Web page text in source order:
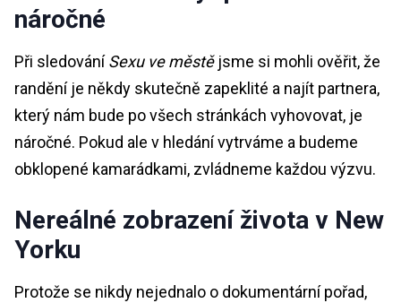
náročné
Při sledováníSexu ve městějsme si mohli ověřit, že
randění je někdy skutečně zapeklité a najít partnera,
který nám bude po všech stránkách vyhovovat, je
náročné. Pokud ale v hledání vytrváme a budeme
obklopené kamarádkami, zvládneme každou výzvu.
Nereálné zobrazení života v New
Yorku
Protože se nikdy nejednalo o dokumentární pořad,